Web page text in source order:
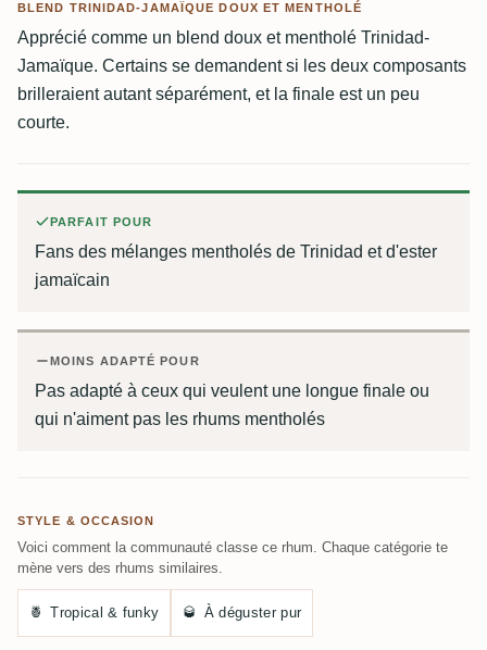
BLEND TRINIDAD-JAMAÏQUE DOUX ET MENTHOLÉ
Apprécié comme un blend doux et mentholé Trinidad-
Jamaïque. Certains se demandent si les deux composants
brilleraient autant séparément, et la finale est un peu
courte.
PARFAIT POUR
Fans des mélanges mentholés de Trinidad et d'ester
jamaïcain
MOINS ADAPTÉ POUR
Pas adapté à ceux qui veulent une longue finale ou
qui n'aiment pas les rhums mentholés
STYLE & OCCASION
Voici comment la communauté classe ce rhum. Chaque catégorie te
mène vers des rhums similaires.
🍍 Tropical & funky 🥃 À déguster pur